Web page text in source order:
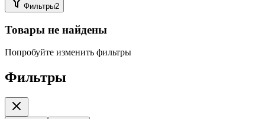
Фильтры2
Товары не найдены
Попробуйте изменить фильтры
Фильтры